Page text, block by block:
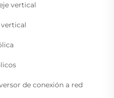
vertical
de conexión a red